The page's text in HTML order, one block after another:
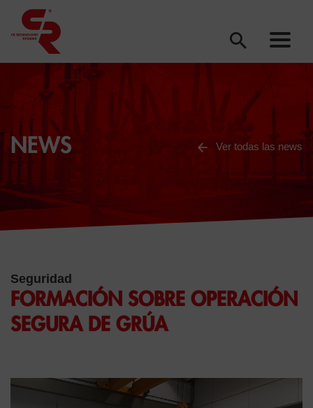
NEWS Ver todas las news
Seguridad
FORMACIÓN SOBRE OPERACIÓN
SEGURA DE GRÚA